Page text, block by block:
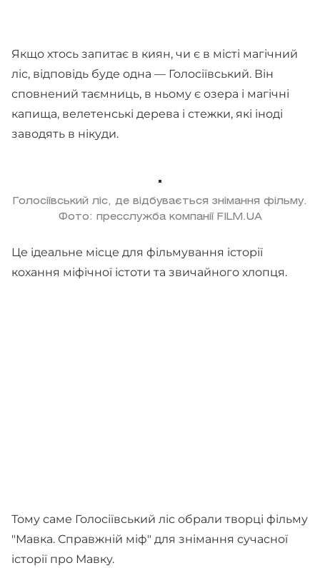
Якщо хтось запитає в киян, чи є в місті магічний
ліс, відповідь буде одна — Голосіївський. Він
сповнений таємниць, в ньому є озера і магічні
капища, велетенські дерева і стежки, які іноді
заводять в нікуди.
Голосіївський ліс, де відбувається знімання фільму.
Фото: пресслужба компанії FILM.UA
Це ідеальне місце для фільмування історії
кохання міфічної істоти та звичайного хлопця.
Тому саме Голосіївський ліс обрали творці фільму
"Мавка. Справжній міф" для знімання сучасної
історії про Мавку.